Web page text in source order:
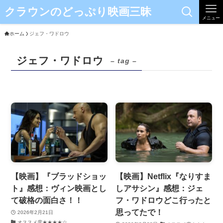
クラウンのどっぷり映画三昧 メニュー
ホーム ジェフ・ワドロウ
ジェフ・ワドロウ – tag –
【映画】『ブラッドショッ
ト』感想：ヴィン映画とし
て破格の面白さ！！
2026年2月21日
【映画】Netflix『なりすま
しアサシン』感想：ジェ
フ・ワドロウどこ行ったと
思ってたで！